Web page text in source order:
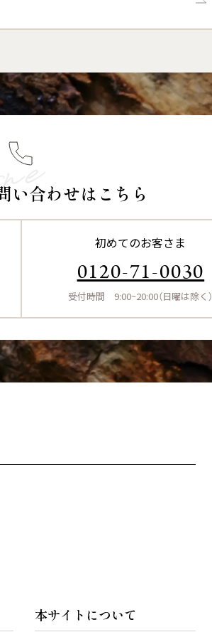
い合わせはこちら
初めてのお客さま
0120-71-0030
受付時間 9:00~20:00（日曜は除く）
本サイトについて